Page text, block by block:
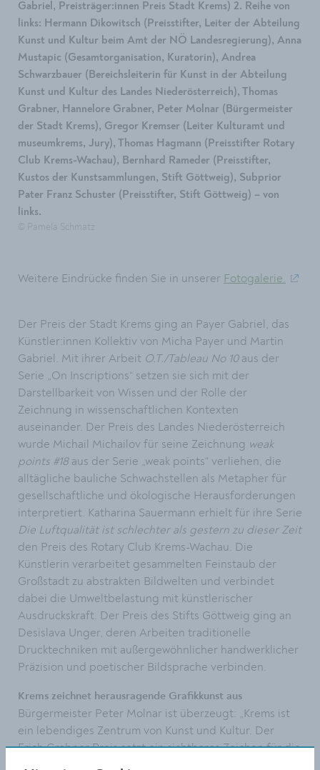
Gabriel, Preisträger:innen Preis Stadt Krems) 2. Reihe von
links: Hermann Dikowitsch (Preisstifter, Leiter der Abteilung
Kunst und Kultur beim Amt der NÖ Landesregierung), Anna
Mustapic (Gesamtorganisation, Kuratorin), Andrea
Schwarzbauer (Bereichsleiterin für Kunst in der Abteilung
Kunst und Kultur des Landes Niederösterreich), Thomas
Grabner, Hannelore Grabner, Peter Molnar (Bürgermeister
der Stadt Krems), Gregor Kremser (Leiter Kulturamt und
museumkrems, Jury), Thomas Hagmann (Preisstifter Rotary
Club Krems-Wachau), Bernhard Rameder (Preisstifter,
Kustos der Kunstsammlungen, Stift Göttweig), Subprior
Pater Franz Schuster (Preisstifter, Stift Göttweig) – von
links.
Weitere Eindrücke finden Sie in unserer Fotogalerie.
Der Preis der Stadt Krems ging an Payer Gabriel, das
Künstler:innen Kollektiv von Micha Payer und Martin
Gabriel. Mit ihrer Arbeit O.T./Tableau No 10aus der
Serie „On Inscriptions“ setzen sie sich mit der
Darstellbarkeit von Wissen und der Rolle der
Zeichnung in wissenschaftlichen Kontexten
auseinander. Der Preis des Landes Niederösterreich
wurde Michail Michailov für seine Zeichnung weak
points #18aus der Serie „weak points“ verliehen, die
alltägliche bauliche Schwachstellen als Metapher für
gesellschaftliche und ökologische Herausforderungen
interpretiert. Katharina Sauermann erhielt für ihre Serie
Die Luftqualität ist schlechter als gestern zu dieser Zeit
den Preis des Rotary Club Krems-Wachau. Die
Künstlerin verarbeitet gesammelten Feinstaub der
Großstadt zu abstrakten Bildwelten und verbindet
dabei die Umweltbelastung mit künstlerischer
Ausdruckskraft. Der Preis des Stifts Göttweig ging an
Desislava Unger, deren Arbeiten traditionelle
Drucktechniken mit außergewöhnlicher handwerklicher
Präzision und poetischer Bildsprache verbinden.
Krems zeichnet herausragende Grafikkunst aus
Bürgermeister Peter Molnar ist überzeugt: „Krems ist
ein lebendiges Zentrum von Kunst und Kultur. Der
Erich Grabner Preis setzt ein sichtbares Zeichen für die
Bedeutung zeitgenössischer Kunst und entfaltet weit